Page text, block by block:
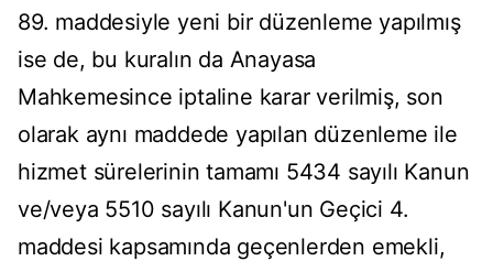
89. maddesiyle yeni bir düzenleme yapılmış
ise de, bu kuralın da Anayasa
Mahkemesince iptaline karar verilmiş, son
olarak aynı maddede yapılan düzenleme ile
hizmet sürelerinin tamamı 5434 sayılı Kanun
ve/veya 5510 sayılı Kanun'un Geçici 4.
maddesi kapsamında geçenlerden emekli,